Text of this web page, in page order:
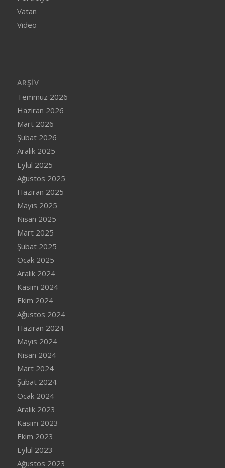
Vatan
Video
ARŞIV
Temmuz 2026
Haziran 2026
Mart 2026
Şubat 2026
Aralık 2025
Eylül 2025
Ağustos 2025
Haziran 2025
Mayıs 2025
Nisan 2025
Mart 2025
Şubat 2025
Ocak 2025
Aralık 2024
Kasım 2024
Ekim 2024
Ağustos 2024
Haziran 2024
Mayıs 2024
Nisan 2024
Mart 2024
Şubat 2024
Ocak 2024
Aralık 2023
Kasım 2023
Ekim 2023
Eylül 2023
Ağustos 2023